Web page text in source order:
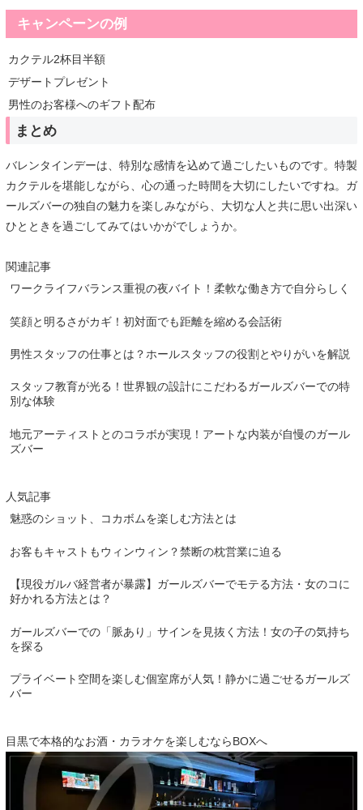
キャンペーンの例
カクテル2杯目半額
デザートプレゼント
男性のお客様へのギフト配布
まとめ
バレンタインデーは、特別な感情を込めて過ごしたいものです。特製
カクテルを堪能しながら、心の通った時間を大切にしたいですね。ガ
ールズバーの独自の魅力を楽しみながら、大切な人と共に思い出深い
ひとときを過ごしてみてはいかがでしょうか。
関連記事
ワークライフバランス重視の夜バイト！柔軟な働き方で自分らしく
笑顔と明るさがカギ！初対面でも距離を縮める会話術
男性スタッフの仕事とは？ホールスタッフの役割とやりがいを解説
スタッフ教育が光る！世界観の設計にこだわるガールズバーでの特
別な体験
地元アーティストとのコラボが実現！アートな内装が自慢のガール
ズバー
人気記事
魅惑のショット、コカボムを楽しむ方法とは
お客もキャストもウィンウィン？禁断の枕営業に迫る
【現役ガルバ経営者が暴露】ガールズバーでモテる方法・女のコに
好かれる方法とは？
ガールズバーでの「脈あり」サインを見抜く方法！女の子の気持ち
を探る
プライベート空間を楽しむ個室席が人気！静かに過ごせるガールズ
バー
目黒で本格的なお酒・カラオケを楽しむならBOXへ